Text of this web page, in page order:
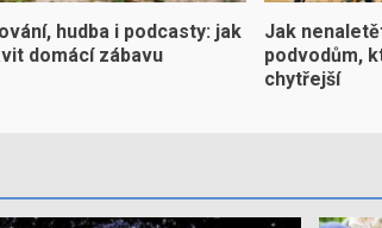
hudba i podcasty: jak
domácí zábavu
Jak
podvodům,
chytřejší